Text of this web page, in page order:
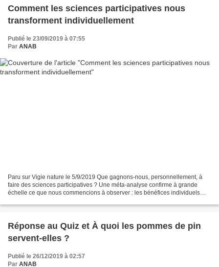
Comment les sciences participatives nous
transforment individuellement
Publié le 23/09/2019 à 07:55
Par ANAB
Paru sur Vigie nature le 5/9/2019 Que gagnons-nous, personnellement, à
faire des sciences participatives ? Une méta-analyse confirme à grande
échelle ce que nous commencions à observer : les bénéfices individuels
Réponse au Quiz et À quoi les pommes de pin
servent-elles ?
Publié le 26/12/2019 à 02:57
Par ANAB